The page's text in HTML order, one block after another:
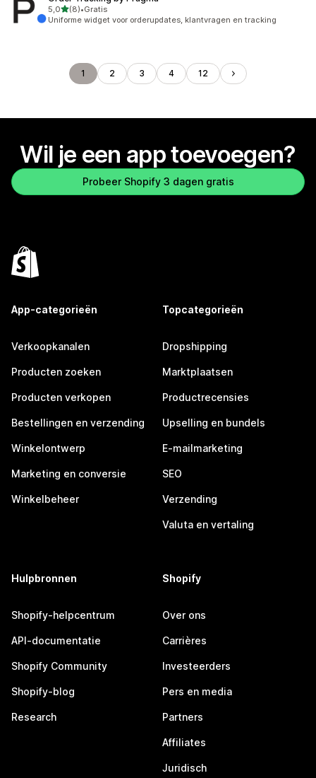
5,0van 5 sterren
(8)
8 recensies in totaal
•Gratis
Uniforme widget voor orderupdates, klantvragen en tracking
1 2 3 4 12
Wil je een app toevoegen?
Probeer Shopify 3 dagen gratis
App-categorieën
Verkoopkanalen
Producten zoeken
Producten verkopen
Bestellingen en verzending
Winkelontwerp
Marketing en conversie
Winkelbeheer
Topcategorieën
Dropshipping
Marktplaatsen
Productrecensies
Upselling en bundels
E-mailmarketing
SEO
Verzending
Valuta en vertaling
Hulpbronnen
Shopify-helpcentrum
API-documentatie
Shopify Community
Shopify-blog
Research
Shopify
Over ons
Carrières
Investeerders
Pers en media
Partners
Affiliates
Juridisch